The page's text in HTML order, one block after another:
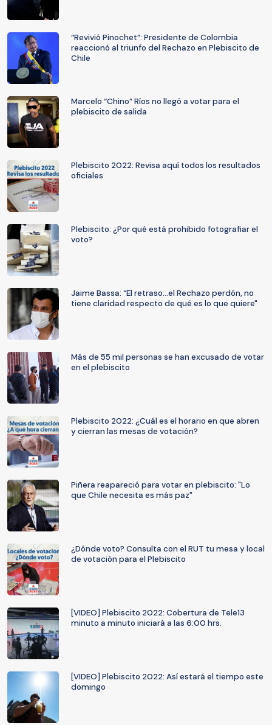
“Revivió Pinochet”: Presidente de Colombia
reaccionó al triunfo del Rechazo en Plebiscito de
Chile
Marcelo “Chino” Ríos no llegó a votar para el
plebiscito de salida
Plebiscito 2022: Revisa aquí todos los resultados
oficiales
Plebiscito: ¿Por qué está prohibido fotografiar el
voto?
Jaime Bassa: “El retraso...el Rechazo perdón, no
tiene claridad respecto de qué es lo que quiere"
Más de 55 mil personas se han excusado de votar
en el plebiscito
Plebiscito 2022: ¿Cuál es el horario en que abren
y cierran las mesas de votación?
Piñera reapareció para votar en plebiscito: "Lo
que Chile necesita es más paz"
¿Dónde voto? Consulta con el RUT tu mesa y local
de votación para el Plebiscito
[VIDEO] Plebiscito 2022: Cobertura de Tele13
minuto a minuto iniciará a las 6:00 hrs.
[VIDEO] Plebiscito 2022: Así estará el tiempo este
domingo